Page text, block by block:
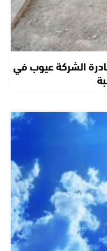
الشركة عيوب في